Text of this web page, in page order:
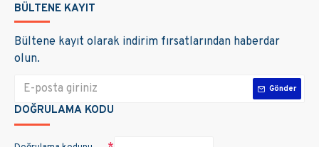
BÜLTENE KAYIT
Bültene kayıt olarak indirim fırsatlarından haberdar
olun.
Gönder
DOĞRULAMA KODU